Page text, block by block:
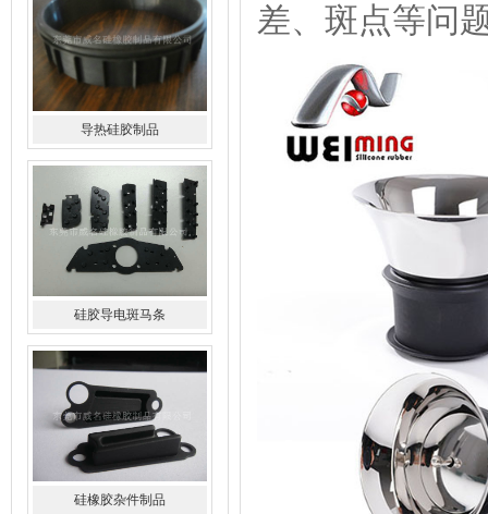
导热硅胶制品
硅胶导电斑马条
硅橡胶杂件制品
差、斑点等问